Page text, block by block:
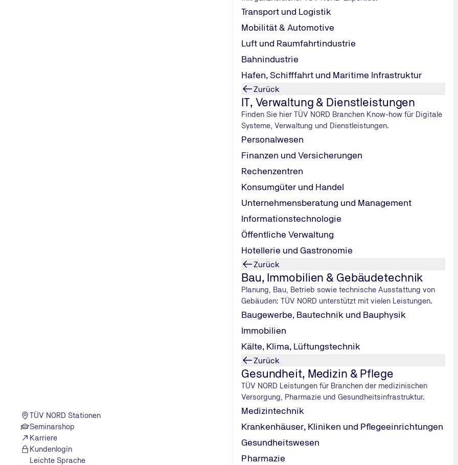
TÜV NORD Stationen
Seminarshop
Karriere
Kundenlogin
Leichte Sprache
Transport und Logistik
Mobilität & Automotive
Luft und Raumfahrtindustrie
Bahnindustrie
Hafen, Schifffahrt und Maritime Infrastruktur
Zurück
IT, Verwaltung & Dienstleistungen
Finden Sie hier TÜV NORD Branchen Know-how für Digitale
Systeme, Verwaltung und Dienstleistungen.
Personalwesen
Finanzen und Versicherungen
Rechenzentren
Konsumgüter und Handel
Unternehmensberatung und Management
Informationstechnologie
Öffentliche Verwaltung
Hotellerie und Gastronomie
Zurück
Bau, Immobilien & Gebäudetechnik
Planung, Bau, Betrieb sowie technische Ausstattung von
Gebäuden: TÜV NORD unterstützt mit vielen Leistungen.
Baugewerbe, Bautechnik und Bauphysik
Immobilien
Kälte, Klima, Lüftungstechnik
Zurück
Gesundheit, Medizin & Pflege
TÜV NORD Leistungen für Branchen der medizinischen
Versorgung, Pharmazie und Gesundheitsinfrastruktur.
Medizintechnik
Krankenhäuser, Kliniken und Pflegeeinrichtungen
Gesundheitswesen
Pharmazie
Nein, ich bin nicht mehr voll dabei. Mein Mann
und ich sind vor ein paar Wochen Eltern geworden und im Moment bin
Anfang fand er es sogar abschreckend, hat auf Facebook gesehen,
was ich mache und wusste nicht, worauf er sich einlässt. Man hat
natürlich immer dieses blöde Klischee im Kopf: Tuner gleich Proll.
#explore: Wie geht es Ihnen in Ihrer neuen Rolle als Mutter?
Zu Beginn war es doch eine sehr große Umstellung. Inzwischen sind wir super eingespielt, ich
#explore: Also ganz die Mutter. Haben Sie Ihre Leidenschaft für getunte Flitzer denn jetzt ganz aufgegeben?
Ich bin immer noch in einem getunten Wagen unterwegs, nur eben nicht mehr in dem Ausmaß
gemeinsam überlegt, welcher Wagen für mich als Mama-Auto passt und uns für eine A-Klasse entschieden. Trotz
man einmal einen perfekt aufgebauten Wagen gefahren ist, findet man ein Standardauto nicht mehr schön. Deshalb
Federn, Felgen und schwarze Folien für die Scheiben und alle Chrom-Teile.
#explore: Was ist mit Ihrem VW Scirocco passiert? Zusammen mit TÜV NORD haben Sie 2009 aus dem
Nancy Brüggemann:
Als die Kooperation mit TÜV NORD zu Ende war, habe ich den Scirocco mit Hilfe von
nach meinem Geschmack umgebaut. Ich habe ihn zum Beispiel neu lackieren lassen in einer Farbe, die extra für
Traumauto, aber gefahren bin ich damit leider viel zu wenig. Es wäre zu teuer gewesen. Selbst wenn nur eine